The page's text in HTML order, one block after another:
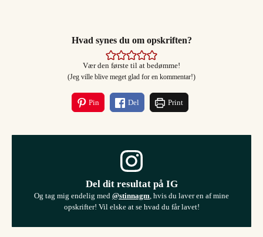
Hvad synes du om opskriften?
Vær den første til at bedømme!
(Jeg ville blive meget glad for en kommentar!)
Pin Del Print
Del dit resultat på IG
Og tag mig endelig med @stinnagm, hvis du laver en af mine
opskrifter! Vil elske at se hvad du får lavet!